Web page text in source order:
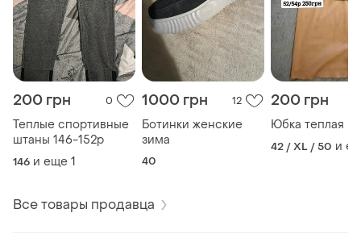
200 грн 0
Теплые спортивные
штаны 146-152р
146 и еще 1
1000 грн 12
Ботинки женские
зима
40
200 грн
Юбка теплая
42 / XL / 50 и
Все товары продавца